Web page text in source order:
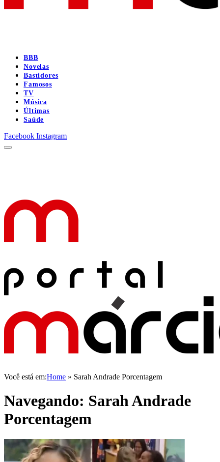
BBB
Novelas
Bastidores
Famosos
TV
Música
Últimas
Saúde
Facebook Instagram
Você está em:Home » Sarah Andrade Porcentagem
Navegando: Sarah Andrade
Porcentagem